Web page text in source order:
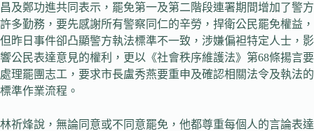
昌及鄭功進共同表示，罷免第一及第二階段連署期間增加了警方
許多勤務，要先感謝所有警察同仁的辛勞，捍衛公民罷免權益，
但昨日事件卻凸顯警方執法標準不一致，涉嫌偏袒特定人士，影
響公民表達意見的權利，更以《社會秩序維護法》第68條揚言要
處理罷團志工，要求市長盧秀燕要重申及確認相關法令及執法的
標準作業流程。
林祈烽說，無論同意或不同意罷免，他都尊重每個人的言論表達